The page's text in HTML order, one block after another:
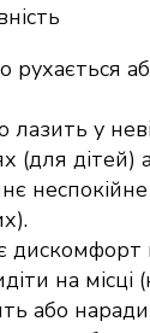
рухається
лазить у
(для дітей)
дискомфорт
на місці
або